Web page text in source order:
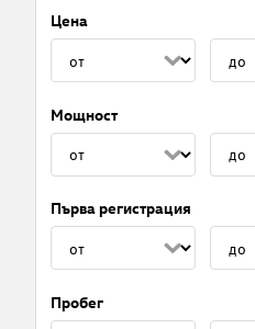
Цена
Мощност
Първа регистрация
Пробег